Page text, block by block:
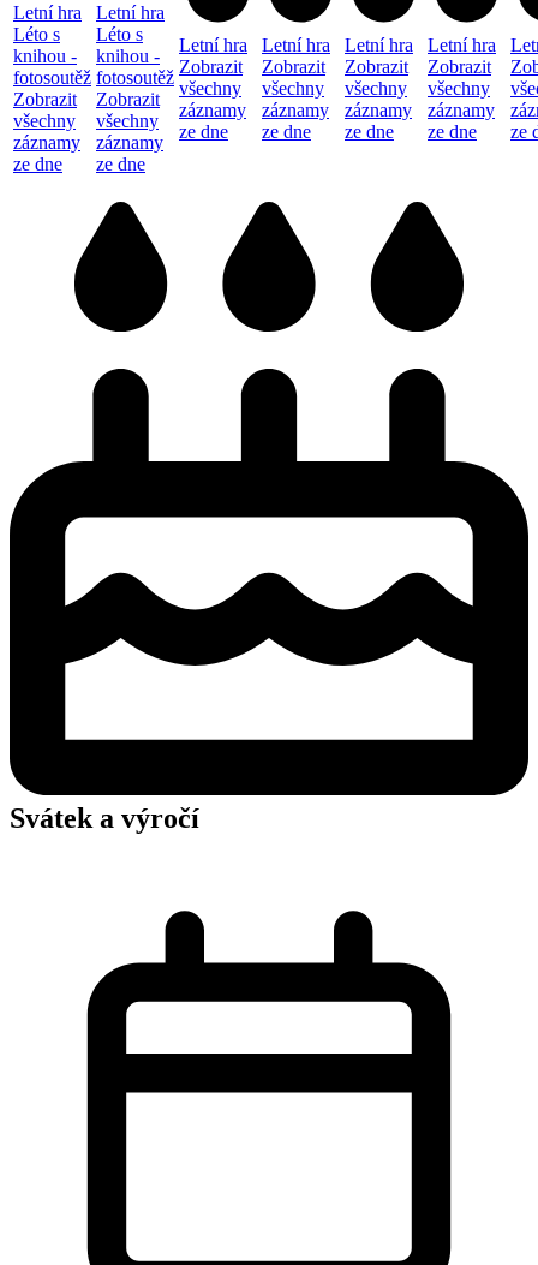
Letní hra
Léto s
knihou -
fotosoutěž
Zobrazit
všechny
záznamy
ze dne
Letní hra
Léto s
knihou -
fotosoutěž
Zobrazit
všechny
záznamy
ze dne
Letní hra
Zobrazit
všechny
záznamy
ze dne
Letní hra
Zobrazit
všechny
záznamy
ze dne
Letní hra
Zobrazit
všechny
záznamy
ze dne
Letní hra
Zobrazit
všechny
záznamy
ze dne
ze
Svátek a výročí